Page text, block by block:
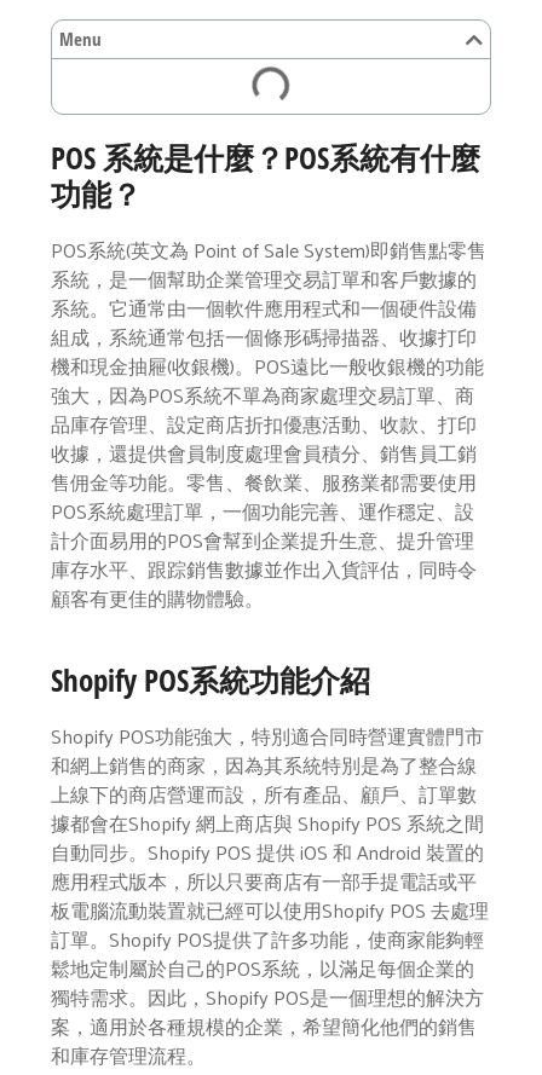
Menu
POS 系統是什麼？POS系統有什麼
功能？
POS系統(英文為 Point of Sale System)即銷售點零售
系統，是一個幫助企業管理交易訂單和客戶數據的
系統。它通常由一個軟件應用程式和一個硬件設備
組成，系統通常包括一個條形碼掃描器、收據打印
機和現金抽屜(收銀機)。POS遠比一般收銀機的功能
強大，因為POS系統不單為商家處理交易訂單、商
品庫存管理、設定商店折扣優惠活動、收款、打印
收據，還提供會員制度處理會員積分、銷售員工銷
售佣金等功能。零售、餐飲業、服務業都需要使用
POS系統處理訂單，一個功能完善、運作穩定、設
計介面易用的POS會幫到企業提升生意、提升管理
庫存水平、跟踪銷售數據並作出入貨評估，同時令
顧客有更佳的購物體驗。
Shopify POS系統功能介紹
Shopify POS功能強大，特別適合同時營運實體門市
和網上銷售的商家，因為其系統特別是為了整合線
上線下的商店營運而設，所有產品、顧戶、訂單數
據都會在Shopify 網上商店與 Shopify POS 系統之間
自動同步。Shopify POS 提供 iOS 和 Android 裝置的
應用程式版本，所以只要商店有一部手提電話或平
板電腦流動裝置就已經可以使用Shopify POS 去處理
訂單。Shopify POS提供了許多功能，使商家能夠輕
鬆地定制屬於自己的POS系統，以滿足每個企業的
獨特需求。因此，Shopify POS是一個理想的解決方
案，適用於各種規模的企業，希望簡化他們的銷售
和庫存管理流程。